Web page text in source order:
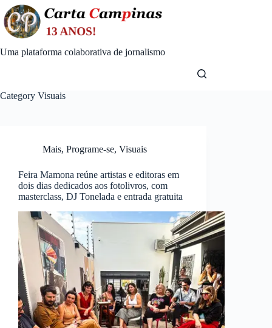
Skip
to
content
Uma plataforma colaborativa de jornalismo
Category Visuais
Mais, Programe-se, Visuais
Feira Mamona reúne artistas e editoras em
dois dias dedicados aos fotolivros, com
masterclass, DJ Tonelada e entrada gratuita